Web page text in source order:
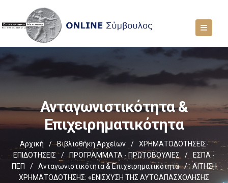
Ανταγωνιστικότητα &
Επιχειρηματικότητα
Αρχική / Βιβλιοθήκη Αρχείων /
ΧΡΗΜΑΤΟΔΟΤΗΣΕΙΣ-
ΕΠΙΔΟΤΗΣΕΙΣ
/ ΠΡΟΓΡΑΜΜΑΤΑ - ΠΡΩΤΟΒΟΥΛΙΕΣ /
ΕΣΠΑ -
ΠΕΠ
/ Ανταγωνιστικότητα & Επιχειρηματικότητα /
ΑΙΤΗΣΗ
ΧΡΗΜΑΤΟΔΟΤΗΣΗΣ: «ΕΝΙΣΧΥΣΗ ΤΗΣ ΑΥΤΟΑΠΑΣΧΟΛΗΣΗΣ